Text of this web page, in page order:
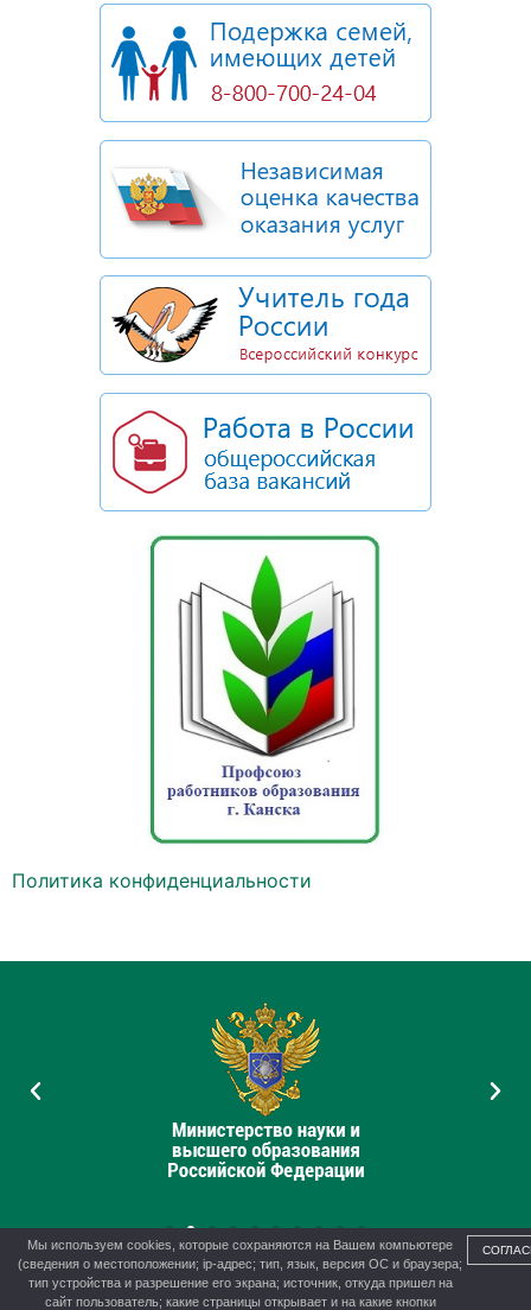
Политика конфиденциальности
Мы используем cookies, которые сохраняются на Вашем компьютере
(сведения о местоположении; ip-адрес; тип, язык, версия ОС и браузера;
тип устройства и разрешение его экрана; источник, откуда пришел на
сайт пользователь; какие страницы открывает и на какие кнопки